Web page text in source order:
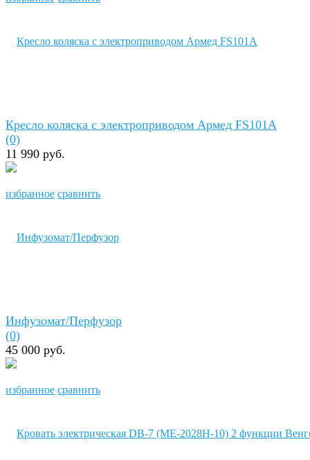
избранное сравнить
Кресло коляска с электроприводом Армед FS101A
(0)
11 990 руб.
избранное сравнить
Инфузомат/Перфузор
(0)
45 000 руб.